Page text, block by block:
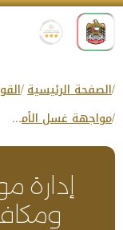
الصفحة الرئيسية
مواجهة غسل الأموال ومكافحة تمويل الإرهاب
إدارة